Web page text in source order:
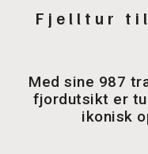
Fjelltur til
Med sine 987
fjordutsikt er
ikonisk